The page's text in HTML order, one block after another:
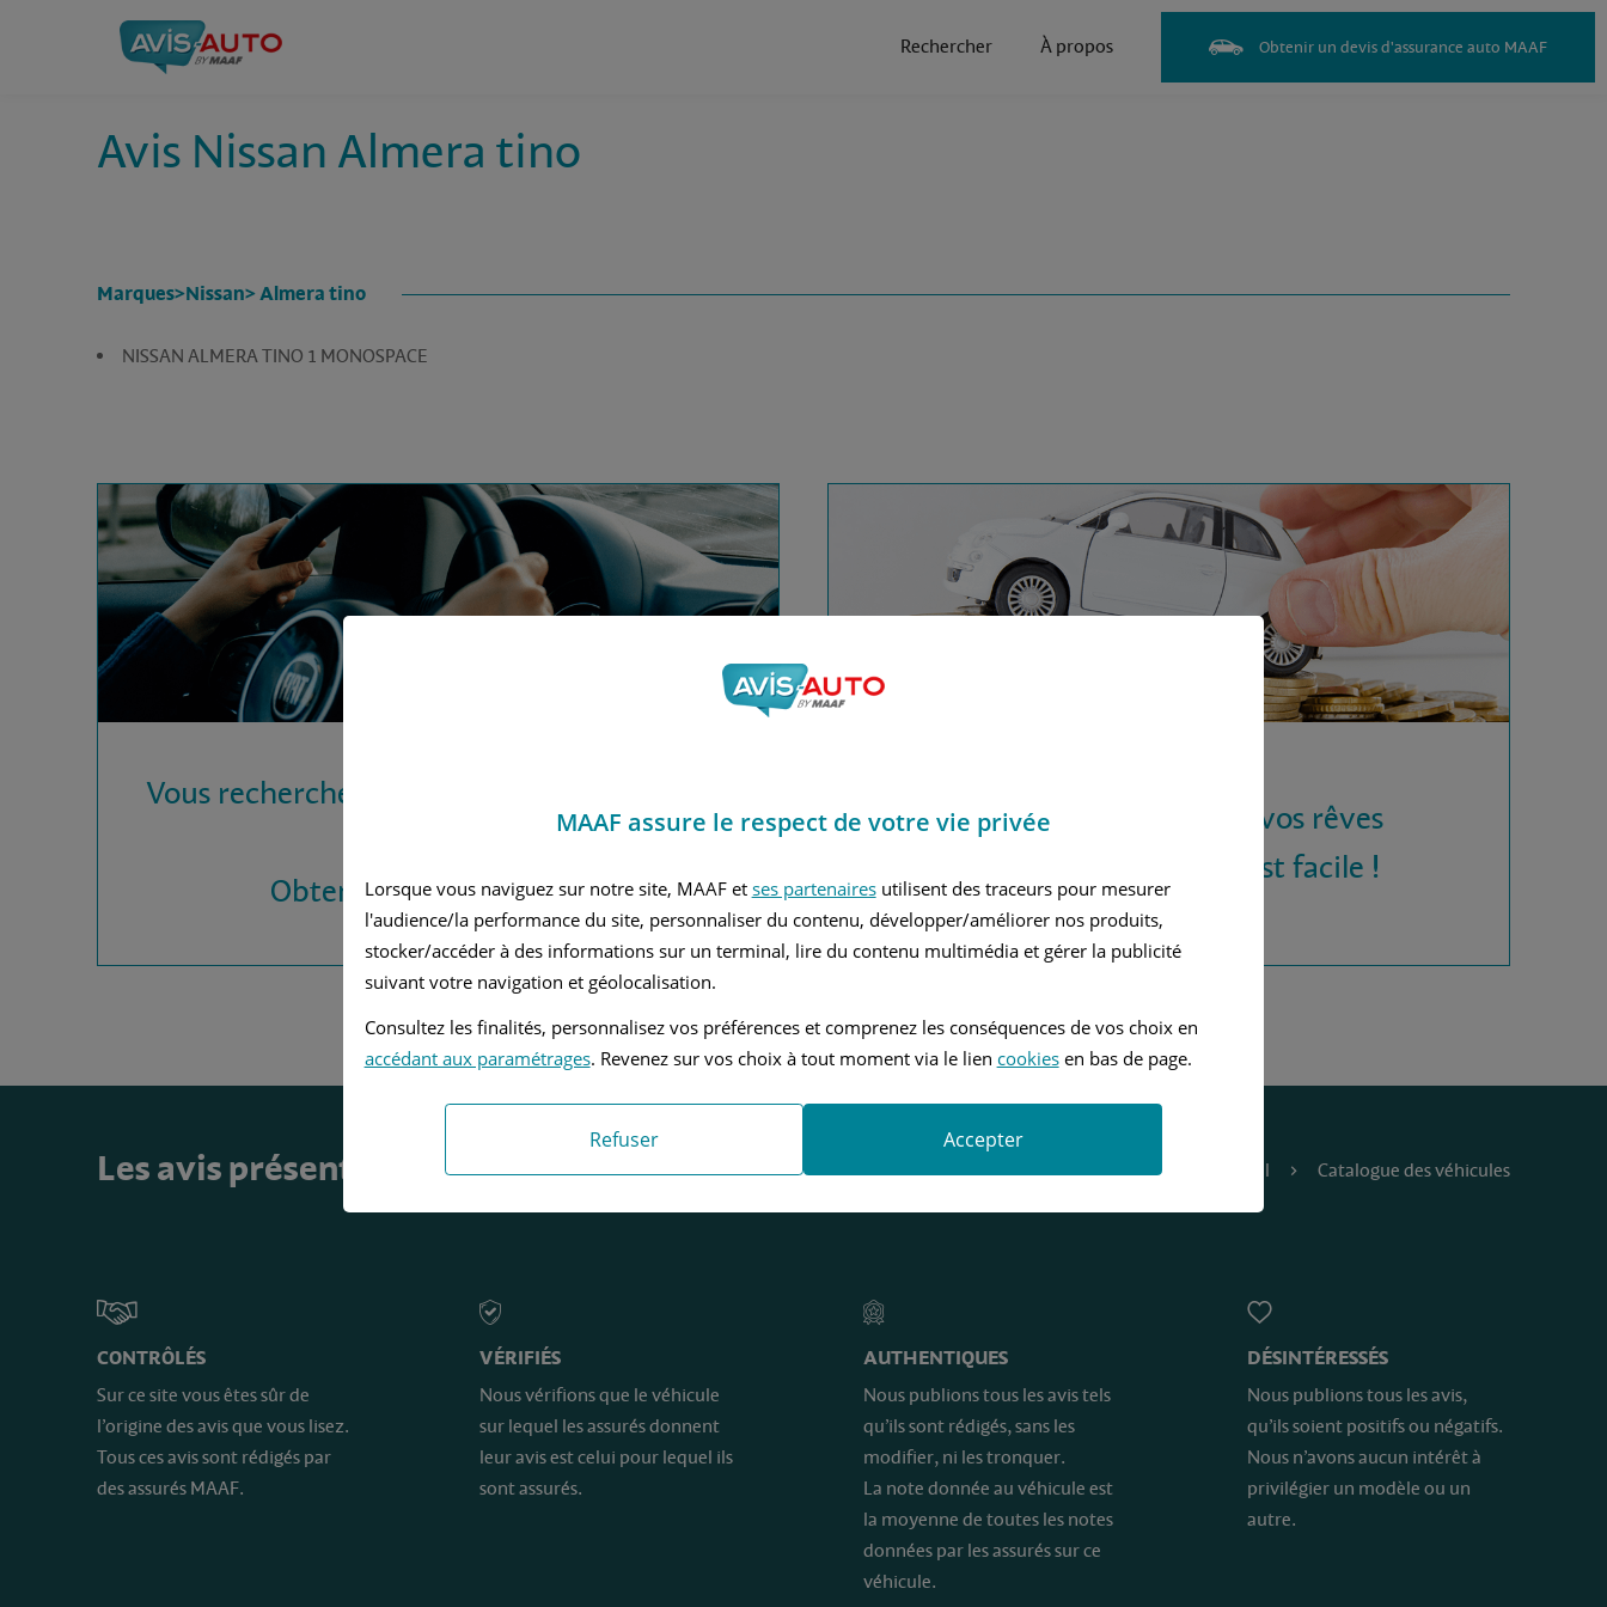
Rechercher À propos Obtenir un devis d'assurance auto MAAF
Avis Nissan Almera tino
Marques>Nissan> Almera tino
NISSAN ALMERA TINO 1 MONOSPACE
Vous recherchez une assurance automobile
Obtenez vos devis MAAF
Financez la voiture de vos rêves
Avec le crédit auto, c'est facile !
Les avis présents sur ce site sont… Accueil Catalogue des véhicules
CONTRÔLÉS
Sur ce site vous êtes sûr de
l’origine des avis que vous lisez.
Tous ces avis sont rédigés par
des assurés MAAF.
VÉRIFIÉS
Nous vérifions que le véhicule
sur lequel les assurés donnent
leur avis est celui pour lequel ils
sont assurés.
AUTHENTIQUES
Nous publions tous les avis tels
qu’ils sont rédigés, sans les
modifier, ni les tronquer.
La note donnée au véhicule est
la moyenne de toutes les notes
données par les assurés sur ce
véhicule.
DÉSINTÉRESSÉS
Nous publions tous les avis,
qu’ils soient positifs ou négatifs.
Nous n’avons aucun intérêt à
privilégier un modèle ou un
autre.
MAAF assure le respect de votre vie privée
Lorsque vous naviguez sur notre site, MAAF et ses partenairesutilisent des traceurs pour mesurer
l'audience/la performance du site, personnaliser du contenu, développer/améliorer nos produits,
stocker/accéder à des informations sur un terminal, lire du contenu multimédia et gérer la publicité
suivant votre navigation et géolocalisation.
Consultez les finalités, personnalisez vos préférences et comprenez les conséquences de vos choix en
accédant aux paramétrages. Revenez sur vos choix à tout moment via le lien cookiesen bas de page.
Refuser Accepter